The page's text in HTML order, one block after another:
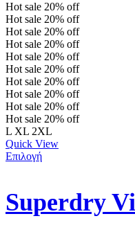
Hot sale 20% off
Hot sale 20% off
Hot sale 20% off
Hot sale 20% off
Hot sale 20% off
Hot sale 20% off
Hot sale 20% off
Hot sale 20% off
Hot sale 20% off
Hot sale 20% off
L XL 2XL
Quick View
Επιλογή